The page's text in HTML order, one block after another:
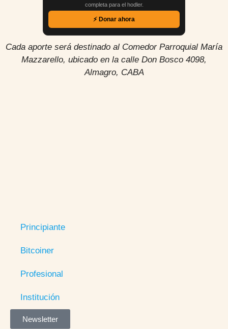
completa para el hodler.
⚡ Donar ahora
Cada aporte será destinado al Comedor Parroquial María
Mazzarello, ubicado en la calle Don Bosco 4098,
Almagro, CABA
Principiante
Bitcoiner
Profesional
Institución
Newsletter